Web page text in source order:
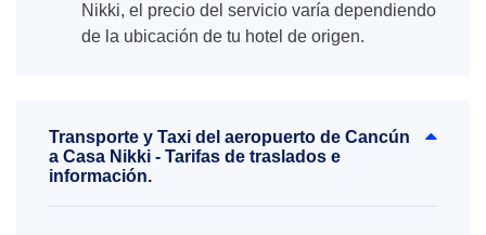
Nikki, el precio del servicio varía dependiendo
de la ubicación de tu hotel de origen.
Transporte y Taxi del aeropuerto de Cancún
a Casa Nikki - Tarifas de traslados e
información.